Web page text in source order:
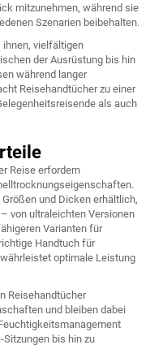
mitzunehmen, während sie
Szenarien beibehalten.
vielfältigen
der Ausrüstung bis hin
während langer
Reisehandtücher zu einer
als auch
Reise erfordern
und Dicken erhältlich,
von ultraleichten Versionen
Varianten für
Handtuch für
optimale Leistung
Reisehandtücher
und bleiben dabei
bis hin zu